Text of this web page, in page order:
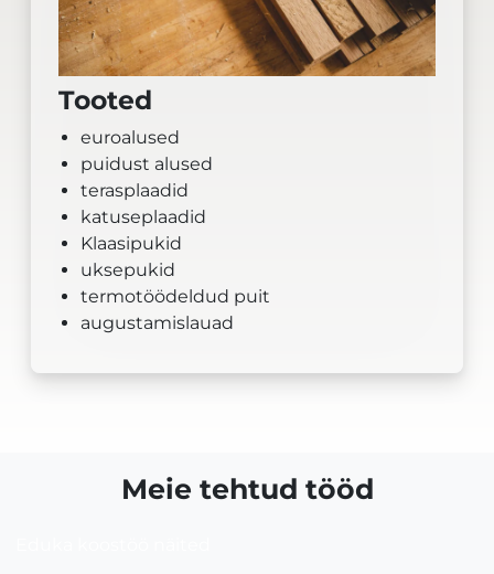
Tooted
euroalused
puidust alused
terasplaadid
katuseplaadid
Klaasipukid
uksepukid
termotöödeldud puit
augustamislauad
Meie tehtud tööd